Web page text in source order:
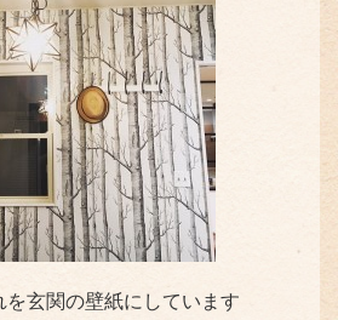
玄関の壁紙にしています